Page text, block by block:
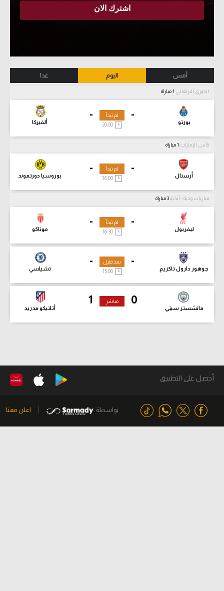
أمس اليوم غدا
الدوري البرتغالي
-
بورتو
-
ألفيركا
لم تبدأ
كأس الإمارات
-
أرسنال
-
بوروسيا دورتموند
لم تبدأ
مباريات ودية - أندية
-
ليفربول
-
موناكو
لم تبدأ
-
جوهور دارول تاكزيم
-
تشيلسي
بعد قليل
15:00
0
مانشستر سيتي
1
أتلتيكو مدريد
مباشر
أحصل على التطبيق
بواسطة اعلن معنا